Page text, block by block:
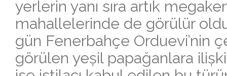
yerlerin yanı sıra artık
mahallelerinde de görülür
gün Fenerbahçe Orduevi’nin
görülen yeșil papağanlara